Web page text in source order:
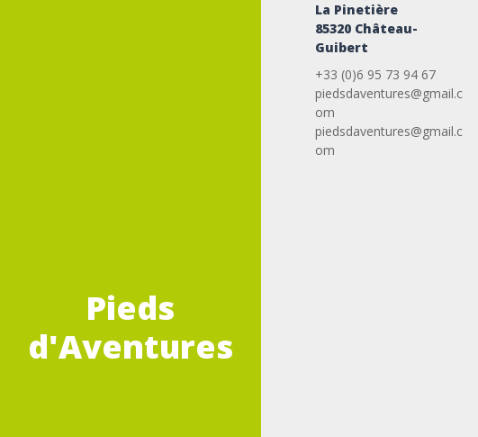
Pieds
d'Aventures
La Pinetière
85320 Château-
Guibert
+33 (0)6 95 73 94 67
piedsdaventures@gmail.c
om
piedsdaventures@gmail.c
om